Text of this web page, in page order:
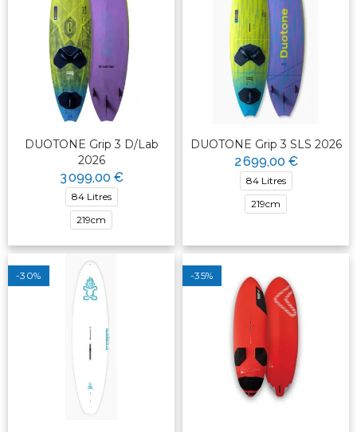
DUOTONE Grip 3 D/Lab
2026
3 099,00 €
84 Litres
219cm
DUOTONE Grip 3 SLS 2026
2 699,00 €
84 Litres
219cm
-30% -35%